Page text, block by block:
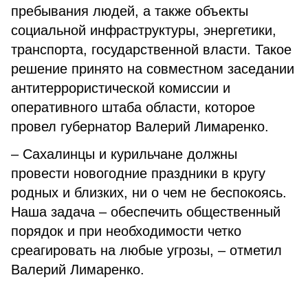
пребывания людей, а также объекты
социальной инфраструктуры, энергетики,
транспорта, государственной власти. Такое
решение принято на совместном заседании
антитеррористической комиссии и
оперативного штаба области, которое
провел губернатор Валерий Лимаренко.
– Сахалинцы и курильчане должны
провести новогодние праздники в кругу
родных и близких, ни о чем не беспокоясь.
Наша задача – обеспечить общественный
порядок и при необходимости четко
среагировать на любые угрозы, – отметил
Валерий Лимаренко.